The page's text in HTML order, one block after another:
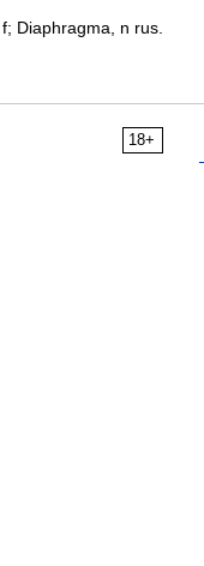
Diaphragma, n rus.
18+